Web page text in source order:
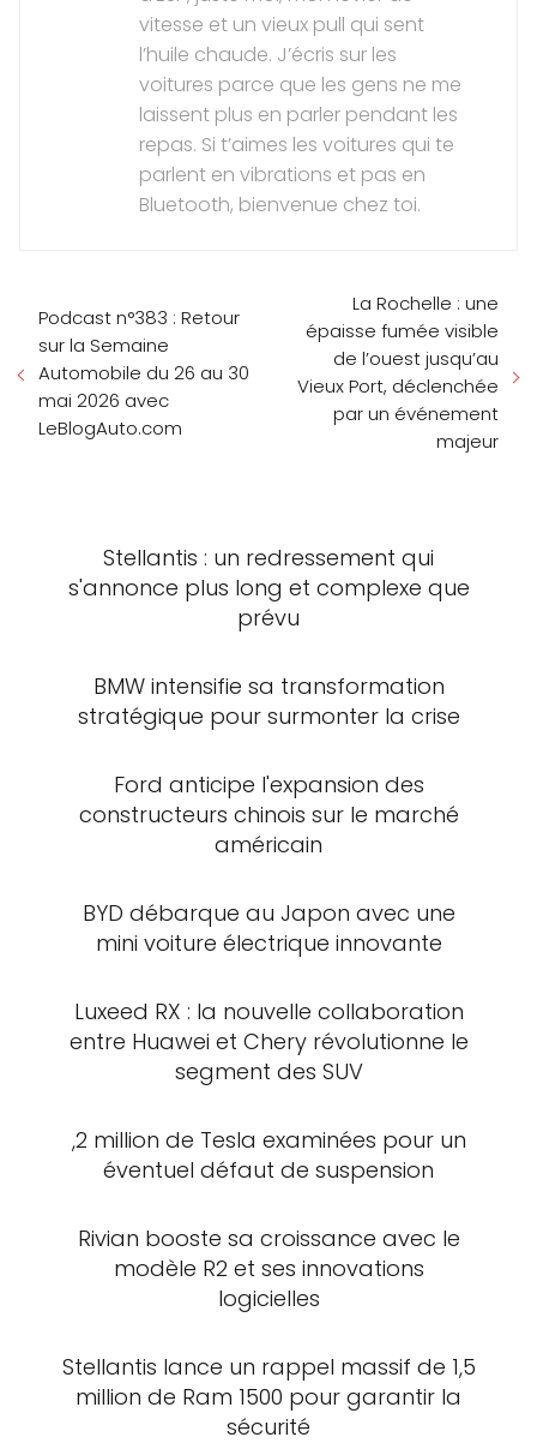
vitesse et un vieux pull qui sent
l’huile chaude. J’écris sur les
voitures parce que les gens ne me
laissent plus en parler pendant les
repas. Si t’aimes les voitures qui te
parlent en vibrations et pas en
Bluetooth, bienvenue chez toi.
Podcast n°383 : Retour
sur la Semaine
Automobile du 26 au 30
mai 2026 avec
LeBlogAuto.com
La Rochelle : une
épaisse fumée visible
de l’ouest jusqu’au
Vieux Port, déclenchée
par un événement
majeur
Stellantis : un redressement qui
s'annonce plus long et complexe que
prévu
BMW intensifie sa transformation
stratégique pour surmonter la crise
Ford anticipe l'expansion des
constructeurs chinois sur le marché
américain
BYD débarque au Japon avec une
mini voiture électrique innovante
Luxeed RX : la nouvelle collaboration
entre Huawei et Chery révolutionne le
segment des SUV
,2 million de Tesla examinées pour un
éventuel défaut de suspension
Rivian booste sa croissance avec le
modèle R2 et ses innovations
logicielles
Stellantis lance un rappel massif de 1,5
million de Ram 1500 pour garantir la
sécurité